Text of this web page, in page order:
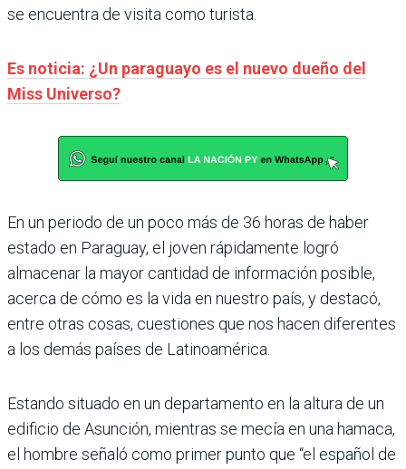
se encuentra de visita como turista.
Es noticia: ¿Un paraguayo es el nuevo dueño del
Miss Universo?
En un periodo de un poco más de 36 horas de haber
estado en Paraguay, el joven rápidamente logró
almacenar la mayor cantidad de información posible,
acerca de cómo es la vida en nuestro país, y destacó,
entre otras cosas, cuestiones que nos hacen diferentes
a los demás países de Latinoamérica.
Estando situado en un departamento en la altura de un
edificio de Asunción, mientras se mecía en una hamaca,
el hombre señaló como primer punto que “el español de